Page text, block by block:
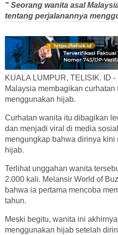
" Seorang wanita asal
tentang perjalanannya
KUALA LUMPUR, TELISIK. ID -
Malaysia membagikan
menggunakan hijab.
Curhatan wanita itu dibagikan
dan menjadi viral di media
mengungkap bahwa dirinya
hijab.
Terlihat unggahan wanita
2.000 kali. Melansir World of
bahwa ia pertama mencoba
tahun.
Meski begitu, wanita ini
menggunakan hijab setelah